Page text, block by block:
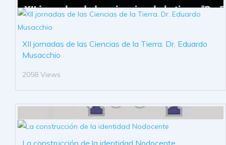
XII jornadas de las Ciencias de la Tierra. Dr. Eduardo
Musacchio
2058 Views